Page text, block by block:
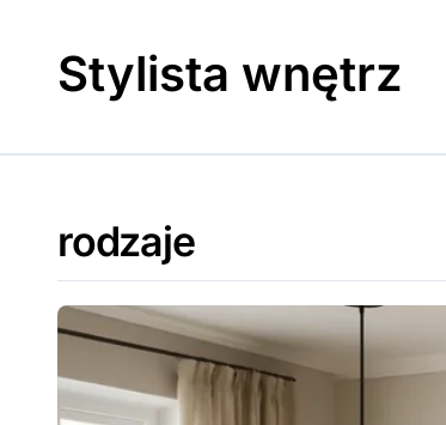
contentStylista wnętrz
rodzaje